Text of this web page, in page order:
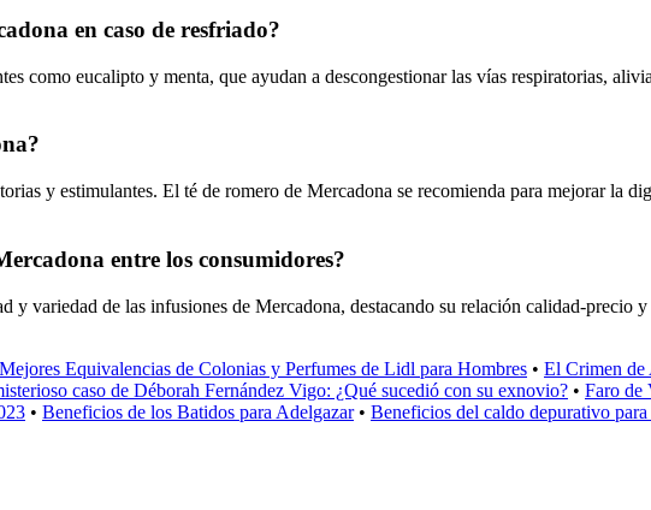
en caso de resfriado?
como eucalipto y menta, que ayudan a descongestionar las vías respiratorias,
y estimulantes. El té de romero de Mercadona se recomienda para mejorar la
entre los consumidores?
y variedad de las infusiones de Mercadona, destacando su relación calidad-precio
Equivalencias de Colonias y Perfumes de Lidl para Hombres • El Crimen de
caso de Déborah Fernández Vigo: ¿Qué sucedió con su exnovio? • Faro de
• Beneficios de los Batidos para Adelgazar• Beneficios del caldo depurativo para